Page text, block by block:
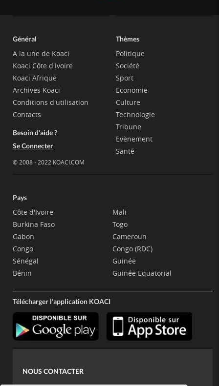
Général
A la une de Koaci
Koaci Côte d'Ivoire
Koaci Afrique
Archives Koaci
Conditions d'utilisation
Contacts
Besoin d'aide ?
Se Connecter
© 2008 - 2022 KOACI.COM
Thèmes
Politique
Société
Sport
Economie
Culture
Technologie
Tribune
Evènement
Santé
Pays
Côte d'Ivoire
Burkina Faso
Gabon
Congo
Sénégal
Bénin
Mali
Togo
Cameroun
Congo (RDC)
Guinée
Guinée Equatorial
Télécharger l'application KOACI
NOUS CONTACTER